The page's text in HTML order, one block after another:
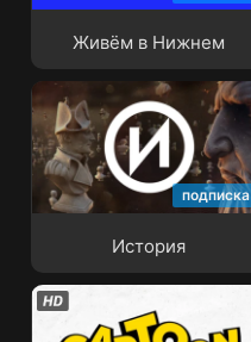
Живём в Нижнем
подписка
История
История